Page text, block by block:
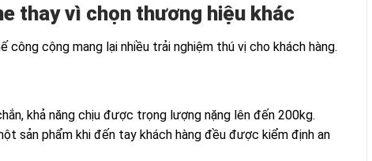
thay vì chọn thương hiệu khác
công cộng mang lại nhiều trải nghiệm thú vị cho khách hàng.
khả năng chịu được trọng lượng nặng lên đến 200kg.
sản phẩm khi đến tay khách hàng đều được kiểm định an